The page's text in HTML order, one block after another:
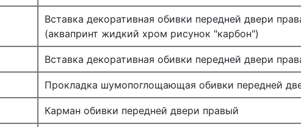
Вставка декоративная обивки передней двери
(аквапринт жидкий хром рисунок "карбон")
Вставка декоративная обивки передней двери
Прокладка шумопоглощающая обивки передней
Карман обивки передней двери правый